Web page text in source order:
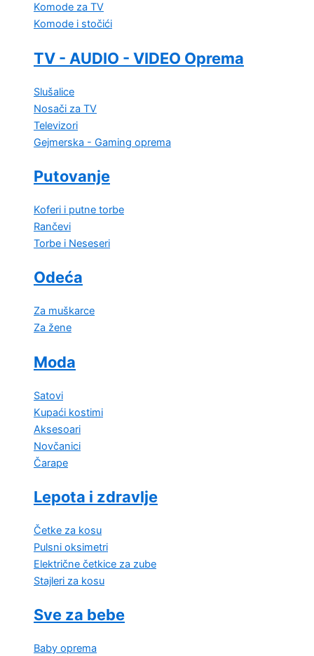
Komode za TV
Komode i stočići
TV - AUDIO - VIDEO Oprema
Slušalice
Nosači za TV
Televizori
Gejmerska - Gaming oprema
Putovanje
Koferi i putne torbe
Rančevi
Torbe i Neseseri
Odeća
Za muškarce
Za žene
Moda
Satovi
Kupaći kostimi
Aksesoari
Novčanici
Čarape
Lepota i zdravlje
Četke za kosu
Pulsni oksimetri
Električne četkice za zube
Stajleri za kosu
Sve za bebe
Baby oprema